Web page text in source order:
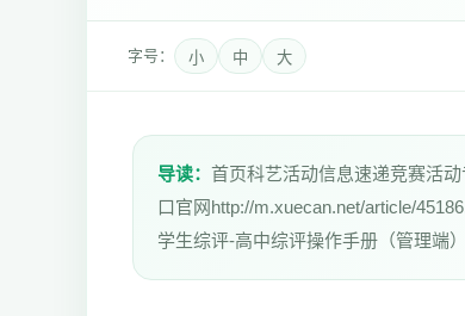
字号： 小 中 大
导读： 首页科艺活动信息速递竞赛活
口官网http://m.xuecan.net/article/
学生综评-高中综评操作手册（管理端